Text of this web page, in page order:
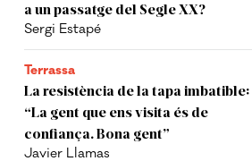
a un passatge del Segle XX?
Sergi Estapé
Terrassa
La resistència de la tapa imbatible:
“La gent que ens visita és de
confiança. Bona gent”
Javier Llamas